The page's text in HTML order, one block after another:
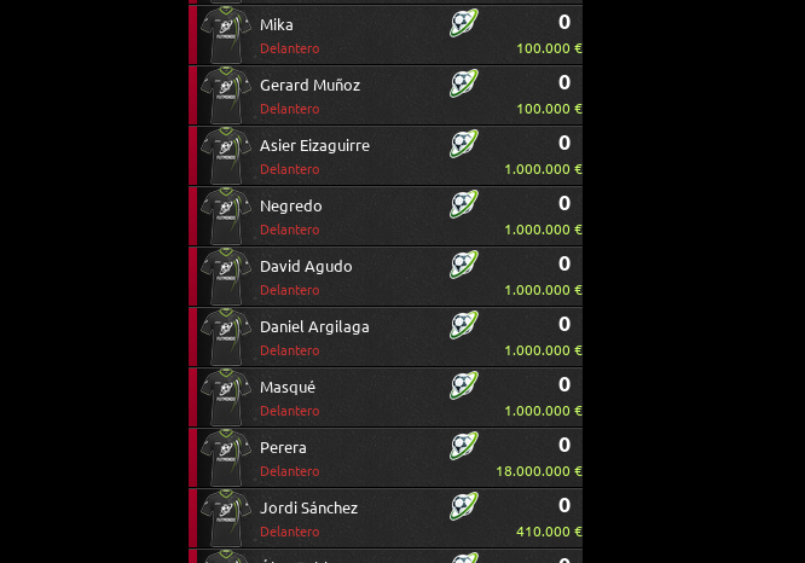
Mika
Delantero
0
100.000 €
Gerard Muñoz
Delantero
0
100.000 €
Asier Eizaguirre
Delantero
0
1.000.000 €
Negredo
Delantero
0
1.000.000 €
David Agudo
Delantero
0
1.000.000 €
Daniel Argilaga
Delantero
0
1.000.000 €
Masqué
Delantero
0
1.000.000 €
Perera
Delantero
0
18.000.000 €
Jordi Sánchez
Delantero
0
410.000 €